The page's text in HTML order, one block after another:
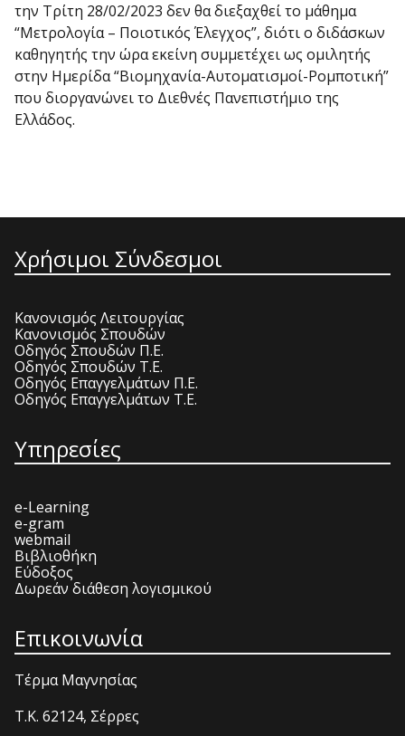
την Τρίτη 28/02/2023 δεν θα διεξαχθεί το μάθημα
“Μετρολογία – Ποιοτικός Έλεγχος”, διότι ο διδάσκων
καθηγητής την ώρα εκείνη συμμετέχει ως ομιλητής
στην Ημερίδα “Βιομηχανία-Αυτοματισμοί-Ρομποτική”
που διοργανώνει το Διεθνές Πανεπιστήμιο της
Ελλάδος.
Χρήσιμοι Σύνδεσμοι
Κανονισμός Λειτουργίας
Κανονισμός Σπουδών
Οδηγός Σπουδών Π.Ε.
Οδηγός Σπουδών Τ.Ε.
Οδηγός Επαγγελμάτων Π.Ε.
Οδηγός Επαγγελμάτων Τ.Ε.
Υπηρεσίες
e-Learning
e-gram
webmail
Βιβλιοθήκη
Εύδοξος
Δωρεάν διάθεση λογισμικού
Επικοινωνία
Τέρμα Μαγνησίας
T.K. 62124, Σέρρες